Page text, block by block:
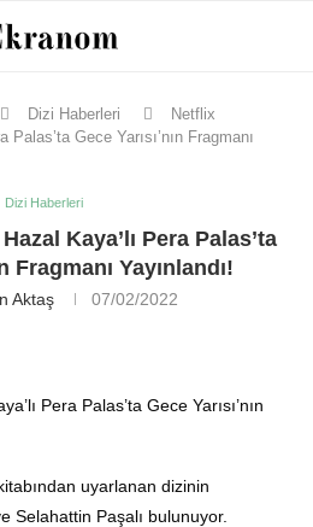
Dizi Haberleri
Netflix
Gece Yarısı’nın Fragmanı
Dizi Haberleri
Kaya’lı Pera Palas’ta
Fragmanı Yayınlandı!
Aktaş 07/02/2022
Pera Palas’ta Gece Yarısı’nın
uyarlanan dizinin
Selahattin Paşalı bulunuyor.